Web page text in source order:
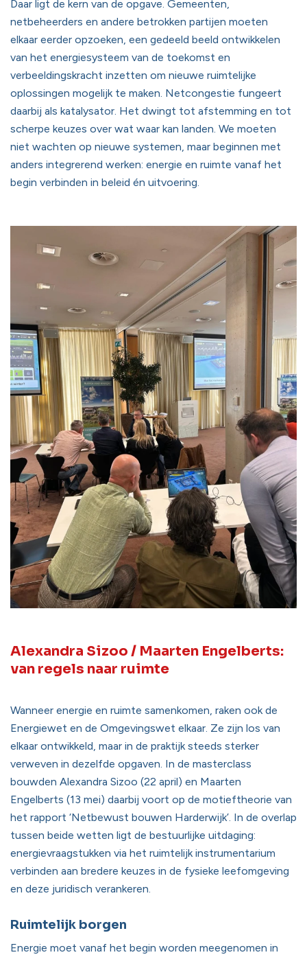
Daar ligt de kern van de opgave. Gemeenten,
netbeheerders en andere betrokken partijen moeten
elkaar eerder opzoeken, een gedeeld beeld ontwikkelen
van het energiesysteem van de toekomst en
verbeeldingskracht inzetten om nieuwe ruimtelijke
oplossingen mogelijk te maken. Netcongestie fungeert
daarbij als katalysator. Het dwingt tot afstemming en tot
scherpe keuzes over wat waar kan landen. We moeten
niet wachten op nieuwe systemen, maar beginnen met
anders integrerend werken: energie en ruimte vanaf het
begin verbinden in beleid én uitvoering.
Alexandra Sizoo / Maarten Engelberts:
van regels naar ruimte
Wanneer energie en ruimte samenkomen, raken ook de
Energiewet en de Omgevingswet elkaar. Ze zijn los van
elkaar ontwikkeld, maar in de praktijk steeds sterker
verweven in dezelfde opgaven. In de masterclass
bouwden Alexandra Sizoo (22 april) en Maarten
Engelberts (13 mei) daarbij voort op de motieftheorie van
het rapport ‘Netbewust bouwen Harderwijk’. In de overlap
tussen beide wetten ligt de bestuurlijke uitdaging:
energievraagstukken via het ruimtelijk instrumentarium
verbinden aan bredere keuzes in de fysieke leefomgeving
en deze juridisch verankeren.
Ruimtelijk borgen
Energie moet vanaf het begin worden meegenomen in